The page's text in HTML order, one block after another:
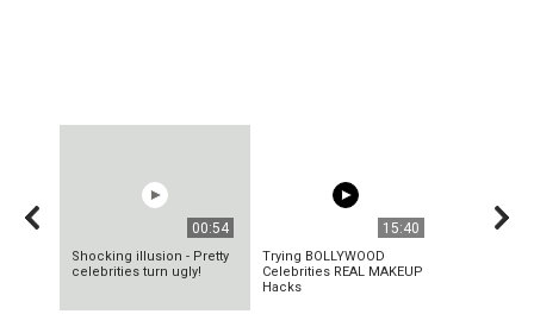
00:54
Shocking illusion - Pretty
celebrities turn ugly!
15:40
Trying BOLLYWOOD
Celebrities REAL MAKEUP
Hacks